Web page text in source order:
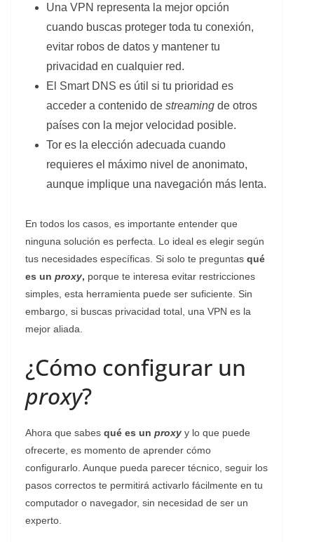
Una VPN representa la mejor opción
cuando buscas proteger toda tu conexión,
evitar robos de datos y mantener tu
privacidad en cualquier red.
El Smart DNS es útil si tu prioridad es
acceder a contenido de streaming de otros
países con la mejor velocidad posible.
Tor es la elección adecuada cuando
requieres el máximo nivel de anonimato,
aunque implique una navegación más lenta.
En todos los casos, es importante entender que
ninguna solución es perfecta. Lo ideal es elegir según
tus necesidades específicas. Si solo te preguntas qué
es un proxy, porque te interesa evitar restricciones
simples, esta herramienta puede ser suficiente. Sin
embargo, si buscas privacidad total, una VPN es la
mejor aliada.
¿Cómo configurar un
proxy?
Ahora que sabes qué es un proxy y lo que puede
ofrecerte, es momento de aprender cómo
configurarlo. Aunque pueda parecer técnico, seguir los
pasos correctos te permitirá activarlo fácilmente en tu
computador o navegador, sin necesidad de ser un
experto.